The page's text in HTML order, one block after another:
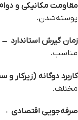
مقاومت مکانیکی و دوام
پوسته‌شدن.
زمان گیرش استاندارد →
مناسب.
کاربرد دوگانه (زیرکار و
مختلف.
صرفه‌جویی اقتصادی →